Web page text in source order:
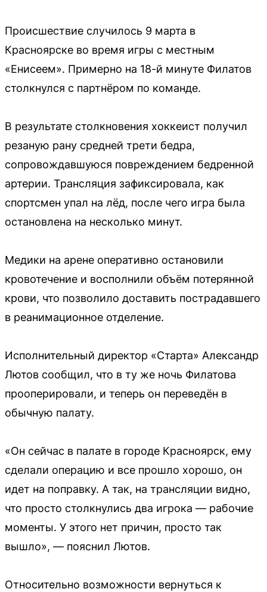
Происшествие случилось 9 марта в
Красноярске во время игры с местным
«Енисеем». Примерно на 18-й минуте Филатов
столкнулся с партнёром по команде.
В результате столкновения хоккеист получил
резаную рану средней трети бедра,
сопровождавшуюся повреждением бедренной
артерии. Трансляция зафиксировала, как
спортсмен упал на лёд, после чего игра была
остановлена на несколько минут.
Медики на арене оперативно остановили
кровотечение и восполнили объём потерянной
крови, что позволило доставить пострадавшего
в реанимационное отделение.
Исполнительный директор «Старта» Александр
Лютов сообщил, что в ту же ночь Филатова
прооперировали, и теперь он переведён в
обычную палату.
«Он сейчас в палате в городе Красноярск, ему
сделали операцию и все прошло хорошо, он
идет на поправку. А так, на трансляции видно,
что просто столкнулись два игрока — рабочие
моменты. У этого нет причин, просто так
вышло», — пояснил Лютов.
Относительно возможности вернуться к